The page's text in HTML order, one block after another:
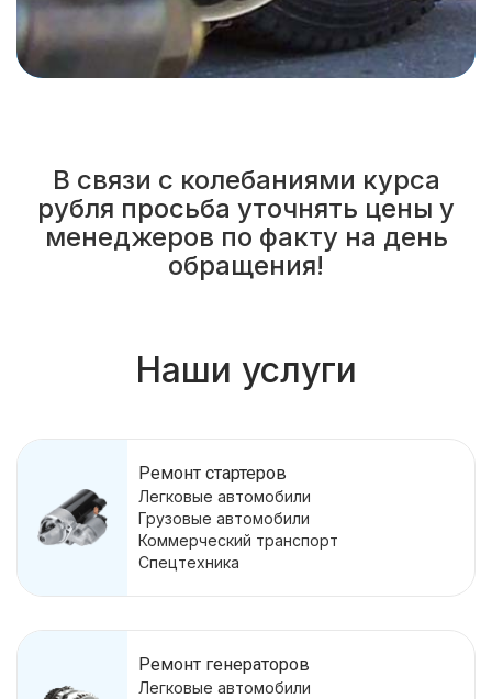
В связи с колебаниями курса
рубля просьба уточнять цены у
менеджеров по факту на день
обращения!
Наши услуги
Ремонт стартеров
Легковые автомобили
Грузовые автомобили
Коммерческий транспорт
Спецтехника
Ремонт генераторов
Легковые автомобили